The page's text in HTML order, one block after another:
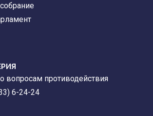
вопросам противодействия
6-24-24